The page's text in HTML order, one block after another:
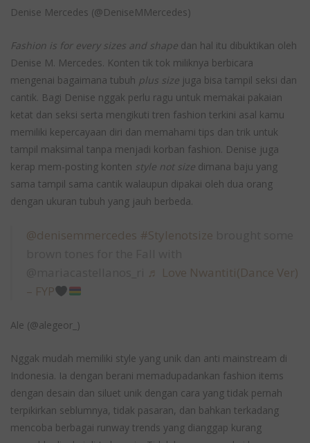
Denise Mercedes (@DeniseMMercedes)
Fashion is for every sizes and shape dan hal itu dibuktikan oleh
Denise M. Mercedes. Konten tik tok miliknya berbicara
mengenai bagaimana tubuh plus size juga bisa tampil seksi dan
cantik. Bagi Denise nggak perlu ragu untuk memakai pakaian
ketat dan seksi serta mengikuti tren fashion terkini asal kamu
memiliki kepercayaan diri dan memahami tips dan trik untuk
tampil maksimal tanpa menjadi korban fashion. Denise juga
kerap mem-posting konten style not size dimana baju yang
sama tampil sama cantik walaupun dipakai oleh dua orang
dengan ukuran tubuh yang jauh berbeda.
@denisemmercedes #Stylenotsize
♬ Love Nwantiti(Dance Ver)
– FYP
Ale (@alegeor_)
Nggak mudah memiliki style yang unik dan anti mainstream di
Indonesia. Ia dengan berani memadupadankan fashion items
dengan desain dan siluet unik dengan cara yang tidak pernah
terpikirkan seblumnya, tidak pasaran, dan bahkan terkadang
mencoba berbagai runway trends yang dianggap kurang